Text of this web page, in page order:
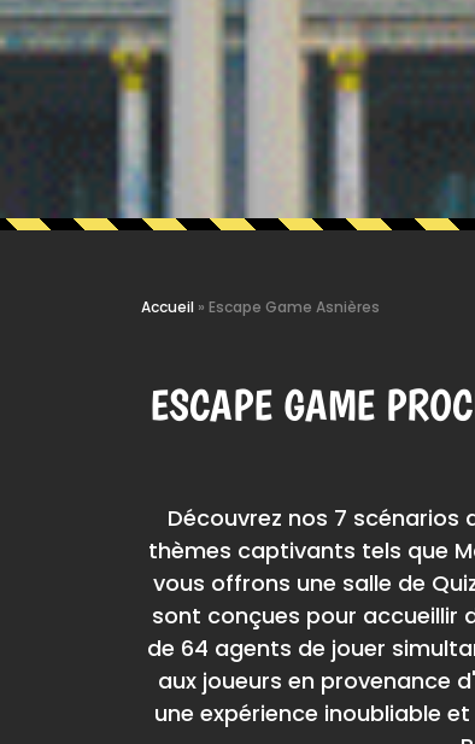
Accueil » Escape Game Asnières
ESCAPE GAME
Découvrez nos 7
thèmes captivants tels que
vous offrons une salle de
sont conçues pour accueillir
de 64 agents de jouer
aux joueurs en provenance
une expérience inoubliable